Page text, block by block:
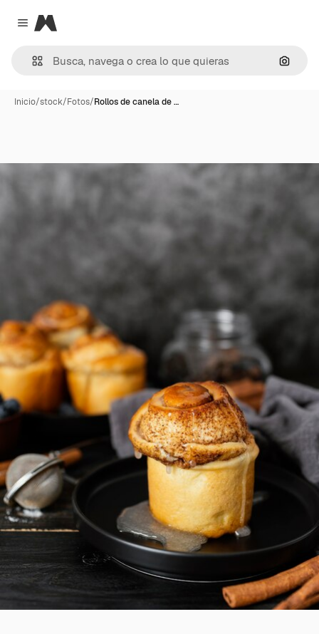
Close menu
Magnific
Inicio/stock/Fotos/Rollos de canela de …